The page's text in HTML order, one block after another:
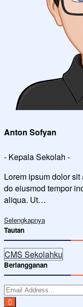
Anton Sofyan
- Kepala Sekolah -
Lorem ipsum dolor
do eiusmod tempor
aliqua. Ut…
Selengkapnya
Tautan
CMS Sekolahku
Berlangganan